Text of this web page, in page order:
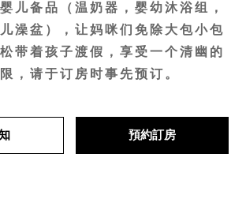
儿备品（温奶器，婴幼沐浴组，
澡盆），让妈咪们免除大包小包
带着孩子渡假，享受一个清幽的
，请于订房时事先预订。
預約訂房